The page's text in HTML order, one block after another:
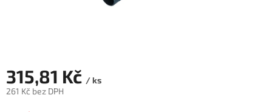
315,81 Kč / ks
261 Kč bez DPH